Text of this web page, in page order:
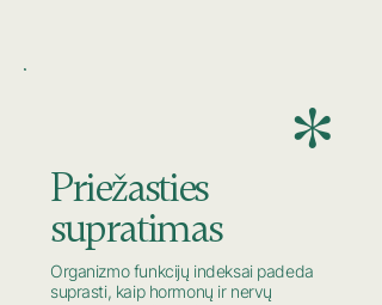
*
Priežasties
supratimas
Organizmo funkcijų indeksai padeda
suprasti, kaip hormonų ir nervų